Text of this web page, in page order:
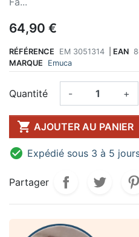
64,90 €
RÉFÉRENCE EM 3051314 EAN
MARQUE
Emuca
Quantité - +
 AJOUTER AU PANIER
 Expédié sous 3 à 5
Partager